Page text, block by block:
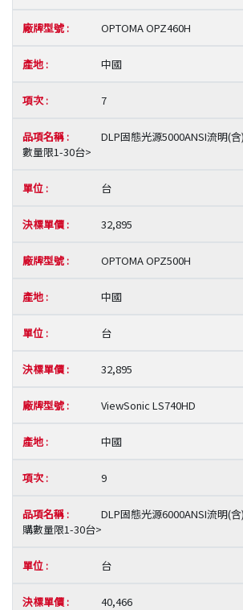
OPTOMA OPZ460H
中國
7
DLP固態光源5000ANSI流明(
數量限1-30台>
台
32,895
OPTOMA OPZ500H
中國
台
32,895
ViewSonic LS740HD
中國
9
DLP固態光源6000ANSI流明(
購數量限1-30台>
台
40,466